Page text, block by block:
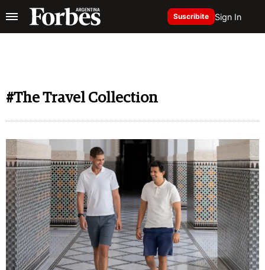
Suscribite Sign In
#The Travel Collection